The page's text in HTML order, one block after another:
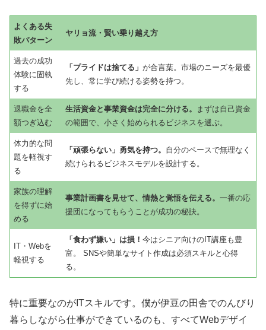
よくある失
敗パターン
ヤリョ流・賢い乗り越え方
過去の成功
体験に固執
する
「プライドは捨てる」が合言葉。市場のニーズを最優
先し、常に学び続ける姿勢を持つ。
退職金を全
額つぎ込む
生活資金と事業資金は完全に分ける。
まずは自己資金
の範囲で、小さく始められるビジネスを選ぶ。
体力的な問
題を軽視す
る
「頑張らない」勇気を持つ。 自分のペースで無理なく
続けられるビジネスモデルを設計する。
家族の理解
を得ずに始
める
事業計画書を見せて、情熱と覚悟を伝える。一番の応
援団になってもらうことが成功の秘訣。
IT・Webを
軽視する
「食わず嫌い」は損！今はシニア向けのIT講座も豊
富。 SNSや簡単なサイト作成は必須スキルと心得
る。
特に重要なのがITスキルです。僕が伊豆の田舎でのんびり
暮らしながら仕事ができているのも、すべてWebデザイ